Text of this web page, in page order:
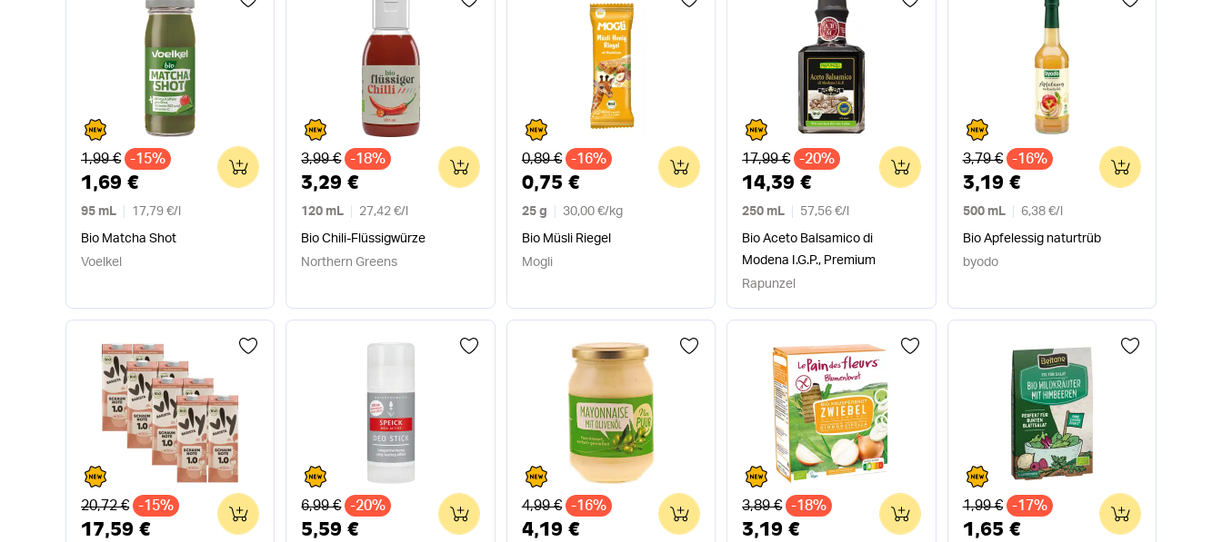
Alter Preis
1,99 € -15%
1,69 €
95 mL 17,79 €/
Bio Matcha Shot
0
Voelkel
Alter Preis
3,99 € -18%
3,29 €
120 mL 27,42 €/
Bio Chili-Flüssigwürze
0
Northern Greens
Alter Preis
0,89 € -16%
0,75 €
25 g 30,00 €/kg
Bio Müsli Riegel
0
Mogli
Alter Preis
17,99 € -20%
14,39 €
250 mL 57,56 €/
Bio Aceto Balsamico di
Modena I.G.P., Premium
0
Rapunzel
Alter Preis
3,79 € -16%
3,19 €
500 mL 6,38 €/l
Bio Apfelessig naturtrüb
0
byodo
Alter Preis
20,72 € -15%
17,59 €
0 Alter Preis
6,99 € -20%
5,59 €
0 Alter Preis
4,99 € -16%
4,19 €
0 Alter Preis
3,89 € -18%
3,19 €
0 Alter Preis
1,99 € -17%
1,65 €
0